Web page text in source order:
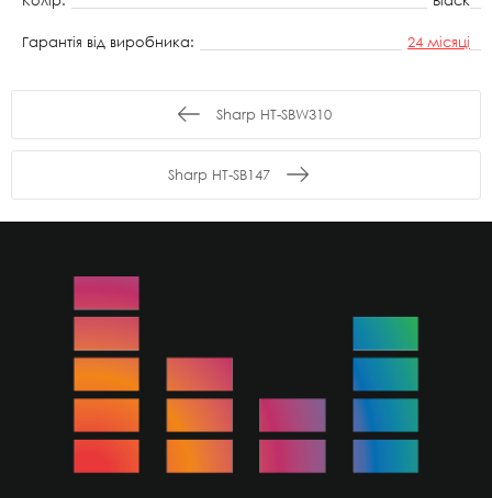
Гарантія від виробника: 24 місяці
Sharp HT-SBW310
Sharp HT-SB147